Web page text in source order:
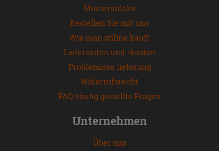
Musterstücke
Bestellen Sie mit uns
Wie man online kauft
Lieferzeiten und -kosten
Problemlose lieferung
Widerrufsrecht
FAQ häufig gestellte Fragen
Unternehmen
Über uns